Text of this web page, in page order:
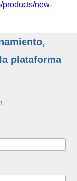
products/new-
plataforma